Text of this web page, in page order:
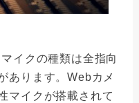
イクの種類は全指向
あります。Webカメ
マイクが搭載されて